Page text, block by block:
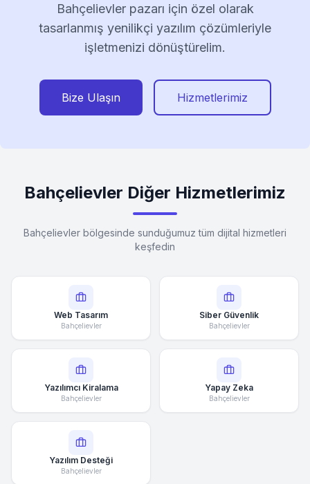
Bahçelievler pazarı için özel olarak
tasarlanmış yenilikçi yazılım çözümleriyle
işletmenizi dönüştürelim.
Bize Ulaşın Hizmetlerimiz
Bahçelievler Diğer Hizmetlerimiz
Bahçelievler bölgesinde sunduğumuz tüm dijital hizmetleri
keşfedin
Web Tasarım
Bahçelievler
Siber Güvenlik
Bahçelievler
Yazılımcı Kiralama
Bahçelievler
Yapay Zeka
Bahçelievler
Yazılım Desteği
Bahçelievler